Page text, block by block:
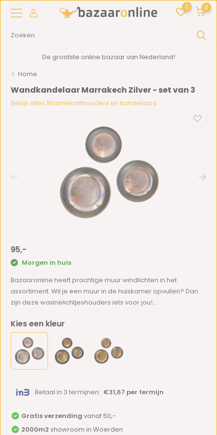
0 0
De grootste online bazaar van Nederland!
Home
Wandkandelaar Marrakech Zilver - set van 3
Bekijk alles Waxinelichthouders en kandelaars
95,-
Morgen in huis
Bazaaronline heeft prachtige muur windlichten in het
assortiment. Wil je een muur in de huiskamer opvullen? Dan
zijn deze waxinelichtjeshouders iets voor jou!...
Kies een kleur
Betaal in 3 termijnen: €31,67 per termijn
Gratis verzending vanaf 50,-
2000m2 showroom in Woerden